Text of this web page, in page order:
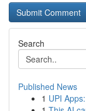
Search
Published News
1 UPI